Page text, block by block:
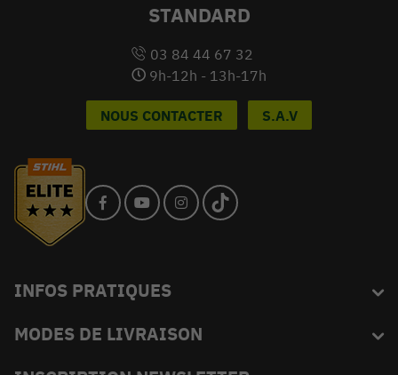
STANDARD
03 84 44 67 32
9h-12h - 13h-17h
NOUS CONTACTER S.A.V
INFOS PRATIQUES
MODES DE LIVRAISON